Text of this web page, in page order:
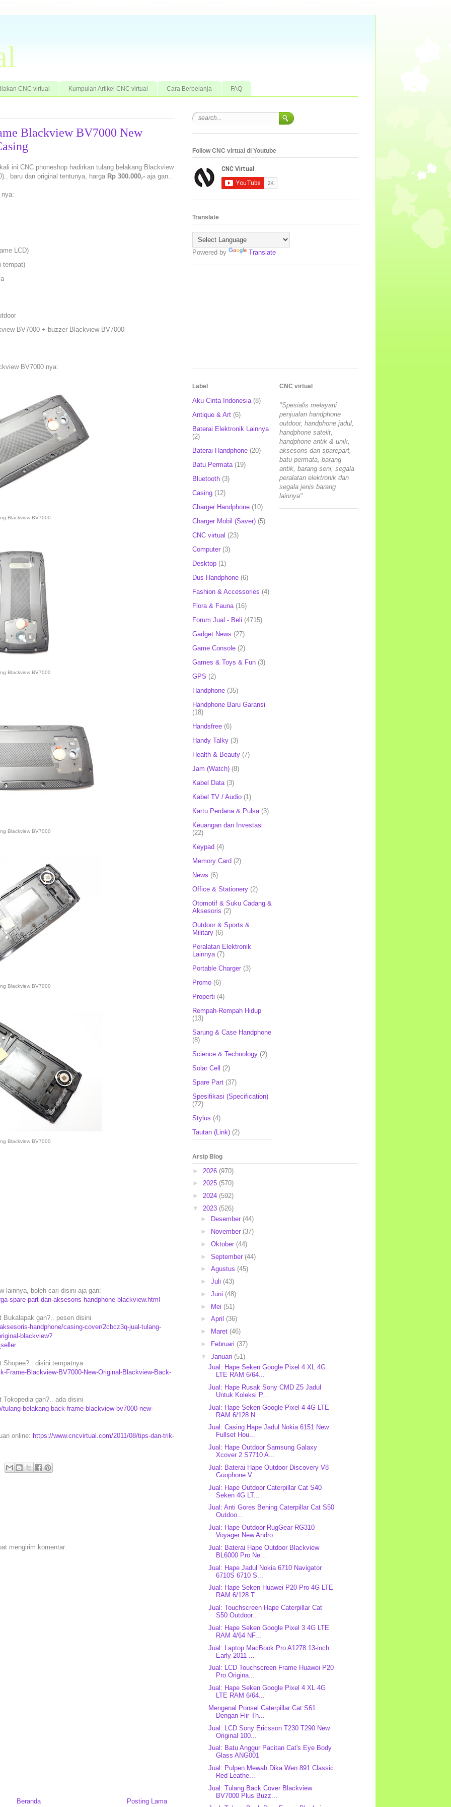
CNC virtual Kumpulan Artikel CNC virtual Cara Berbelanja FAQ
Blackview BV7000 New
ini CNC phoneshop hadirkan tulang belakang Blackview
baru dan original tentunya, harga Rp 300.000,- aja gan..
LCD)
tempat)
BV7000 + buzzer Blackview BV7000
BV7000 nya:
Blackview BV7000
Blackview BV7000
Blackview BV7000
Blackview BV7000
Blackview BV7000
lainnya, boleh cari disini aja gan:
spare-part-dan-aksesoris-handphone-blackview.html
gan?.. pesen disini
handphone/casing-cover/2cbcz3q-jual-tulang-
blackview?
Shopee?.. disini tempatnya
Frame-Blackview-BV7000-New-Original-Blackview-Back-
gan?.. ada disini
belakang-back-frame-blackview-bv7000-new-
online: https://www.cncvirtual.com/2011/08/tips-dan-trik-
mengirim komentar.
Posting Lama
Beranda
Follow CNC virtual di Youtube
Translate
Powered by Translate
Label
Aku Cinta Indonesia (8)
Antique & Art (6)
Baterai Elektronik Lainnya
(2)
Baterai Handphone (20)
Batu Permata (19)
Bluetooth (3)
Casing (12)
Charger Handphone (10)
Charger Mobil (Saver) (5)
CNC virtual (23)
Computer (3)
Desktop (1)
Dus Handphone (6)
Fashion & Accessories (4)
Flora & Fauna (16)
Forum Jual - Beli (4715)
Gadget News (27)
Game Console (2)
Games & Toys & Fun (3)
GPS (2)
Handphone (35)
Handphone Baru Garansi
(18)
Handsfree (6)
Handy Talky (3)
Health & Beauty (7)
Jam (Watch) (8)
Kabel Data (3)
Kabel TV / Audio (1)
Kartu Perdana & Pulsa (3)
Keuangan dan Investasi
(22)
Keypad (4)
Memory Card (2)
News (6)
Office & Stationery (2)
Otomotif & Suku Cadang &
Aksesoris (2)
Outdoor & Sports &
Military (6)
Peralatan Elektronik
Lainnya (7)
Portable Charger (3)
Promo (6)
Properti (4)
Rempah-Rempah Hidup
(13)
Sarung & Case Handphone
(8)
Science & Technology (2)
Solar Cell (2)
Spare Part (37)
Spesifikasi (Specification)
(72)
Stylus (4)
Tautan (Link) (2)
CNC virtual
"Spesialis melayani
penjualan handphone
outdoor, handphone jadul,
handphone satelit,
handphone antik & unik,
aksesoris dan sparepart,
batu permata, barang
antik, barang seni, segala
peralatan elektronik dan
segala jenis barang
lainnya"
Arsip Blog
► 2026 (970)
► 2025 (570)
► 2024 (592)
▼ 2023 (526)
►
Desember (44)
►
November (37)
► Oktober (44)
► September (44)
► Agustus (45)
► Juli (43)
► Juni (48)
► Mei (51)
► April (36)
►
Maret (46)
►
Februari (37)
▼ Januari (51)
Jual: Hape Seken Google Pixel 4 XL 4G
LTE RAM 6/64...
Jual: Hape Rusak Sony CMD Z5 Jadul
Untuk Koleksi P...
Jual: Hape Seken Google Pixel 4 4G LTE
RAM 6/128 N...
Jual: Casing Hape Jadul Nokia 6151 New
Fullset Hou...
Jual: Hape Outdoor Samsung Galaxy
Xcover 2 S7710 A...
Jual: Baterai Hape Outdoor Discovery V8
Guophone V...
Jual: Hape Outdoor Caterpillar Cat S40
Seken 4G LT...
Jual: Anti Gores Bening Caterpillar Cat S50
Outdoo...
Jual: Hape Outdoor RugGear RG310
Voyager New Andro...
Jual: Baterai Hape Outdoor Blackview
BL6000 Pro Ne...
Jual: Hape Jadul Nokia 6710 Navigator
6710S 6710 S...
Jual: Hape Seken Huawei P20 Pro 4G LTE
RAM 6/128 T...
Jual: Touchscreen Hape Caterpillar Cat
S50 Outdoor...
Jual: Hape Seken Google Pixel 3 4G LTE
RAM 4/64 NF...
Jual: Laptop MacBook Pro A1278 13-inch
Early 2011 ...
Jual: LCD Touchscreen Frame Huawei P20
Pro Origina...
Jual: Hape Seken Google Pixel 4 XL 4G
LTE RAM 6/64...
Mengenal Ponsel Caterpillar Cat S61
Dengan Flir Th...
Jual: LCD Sony Ericsson T230 T290 New
Original 100...
Jual: Batu Anggur Pacitan Cat's Eye Body
Glass ANG001
Jual: Pulpen Mewah Dika Wen 891 Classic
Red Leathe...
Jual: Tulang Back Cover Blackview
BV7000 Plus Buzz...